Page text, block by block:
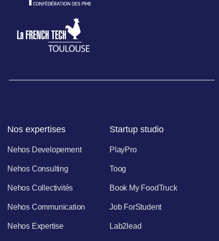
Nos expertises
Nehos Developement
Nehos Consulting
Nehos Collectivités
Nehos Communication
Nehos Expertise
Startup studio
PlayPro
Toog
Book My FoodTruck
Job ForStudent
Lab2lead